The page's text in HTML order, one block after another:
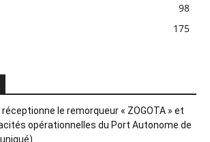
98
175
réceptionne le remorqueur « ZOGOTA » et
opérationnelles du Port Autonome de